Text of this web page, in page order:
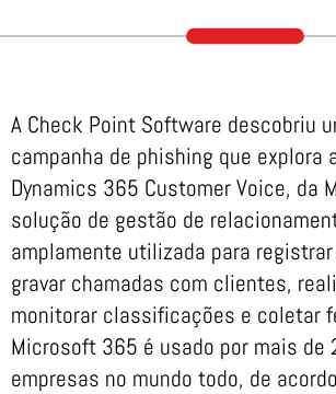
A Check Point Software descobriu
campanha de phishing que explora
Dynamics 365 Customer Voice, da
solução de gestão de
amplamente utilizada para
gravar chamadas com clientes,
monitorar classificações e coletar
Microsoft 365 é usado por mais de
empresas no mundo todo, de